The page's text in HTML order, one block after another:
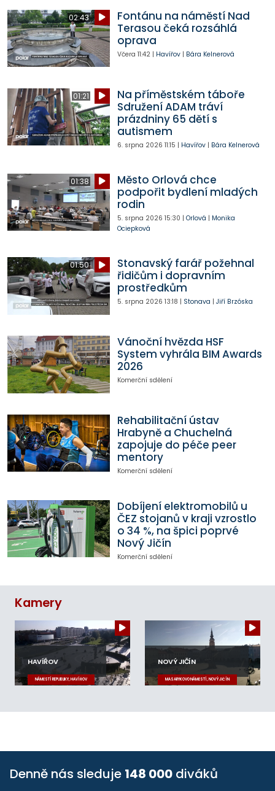
02:43
Fontánu na náměstí Nad
Terasou čeká rozsáhlá
oprava
Včera 11:42| Havířov| Bára Kelnerová
01:21
Na příměstském táboře
Sdružení ADAM tráví
prázdniny 65 dětí s
autismem
6. srpna 2026 11:15 | Havířov| Bára Kelnerová
01:38
Město Orlová chce
podpořit bydlení mladých
rodin
5. srpna 2026 15:30 | Orlová | Monika
Ociepková
01:50
Stonavský farář požehnal
řidičům i dopravním
prostředkům
5. srpna 2026 13:18 | Stonava | Jiří Brzóska
Vánoční hvězda HSF
System vyhrála BIM Awards
2026
Komerční sdělení
Rehabilitační ústav
Hrabyně a Chuchelná
zapojuje do péče peer
mentory
Komerční sdělení
Dobíjení elektromobilů u
ČEZ stojanů v kraji vzrostlo
o 34 %, na špici poprvé
Nový Jičín
Komerční sdělení
Kamery
HAVÍŘOV
NÁMĚSTÍ REPUBLIKY, HAVÍŘOV
NOVÝ JIČÍN
MASARYKOVO NÁMĚSTÍ, NOVÝ JIČÍN
Denně nás sleduje 148 000 diváků